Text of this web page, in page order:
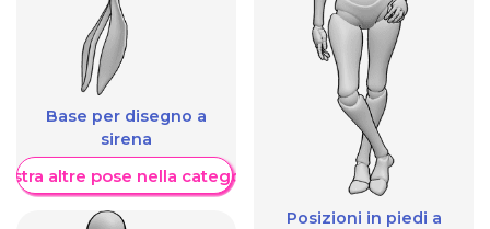
Base per disegno a
sirena
altre pose nella categoria
Posizioni in piedi a